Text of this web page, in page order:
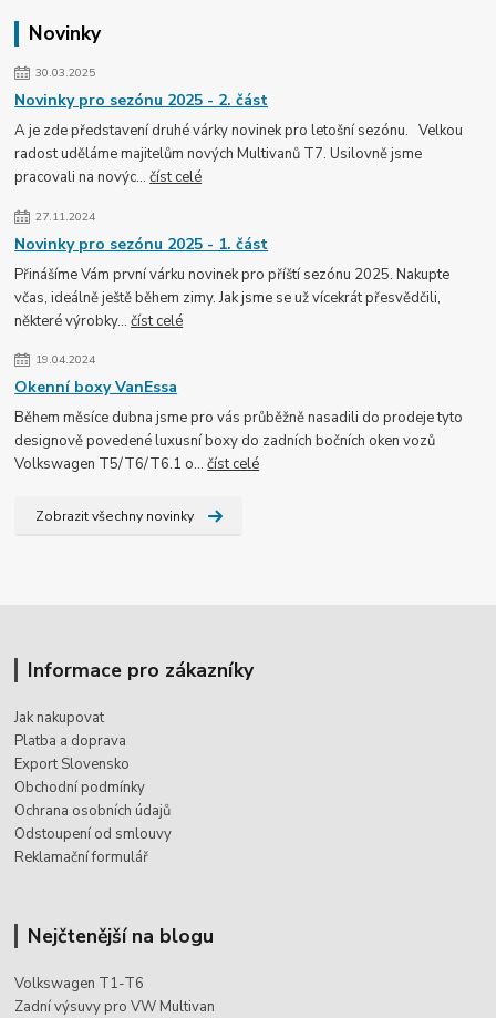
Novinky
30.03.2025
Novinky pro sezónu 2025 - 2. část
A je zde představení druhé várky novinek pro letošní sezónu. Velkou
radost uděláme majitelům nových Multivanů T7. Usilovně jsme
pracovali na novýc...číst celé
27.11.2024
Novinky pro sezónu 2025 - 1. část
Přinášíme Vám první várku novinek pro příští sezónu 2025. Nakupte
včas, ideálně ještě během zimy. Jak jsme se už vícekrát přesvědčili,
některé výrobky...číst celé
19.04.2024
Okenní boxy VanEssa
Během měsíce dubna jsme pro vás průběžně nasadili do prodeje tyto
designově povedené luxusní boxy do zadních bočních oken vozů
Volkswagen T5/T6/T6.1 o...číst celé
Zobrazit všechny novinky
Informace pro zákazníky
Jak nakupovat
Platba a doprava
Export Slovensko
Obchodní podmínky
Ochrana osobních údajů
Odstoupení od smlouvy
Reklamační formulář
Nejčtenější na blogu
Volkswagen T1-T6
Zadní výsuvy pro VW Multivan